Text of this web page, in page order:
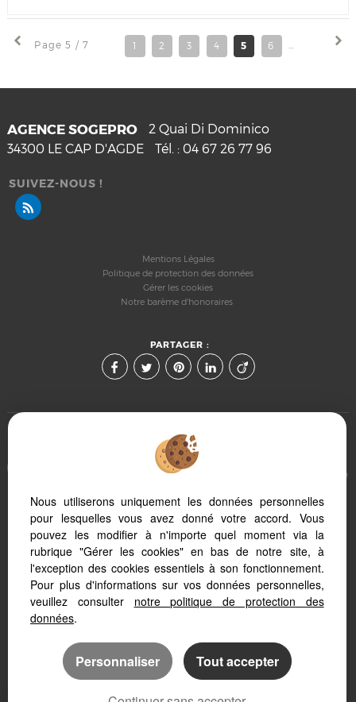
Page 5 / 7 1 2 3 4 5 6
AGENCE SOGEPRO
2 Quai Di Dominico
34300 LE CAP D'AGDE Tél. : 04 67 26 77 96
SUIVEZ-NOUS !
Mentions Légales
Politique de protection des données
Gérer les cookies
Notre barème d'honoraires
PARTAGER :
Afin de vous offrir un confort de lecture permanent, depuis
votre PC, votre tablette ou votre smartphone, notre site s'adapte
Logiciel immo
Création site internet immobilier
Référencement immobilier
Nous utiliserons uniquement les données personnelles
pour lesquelles vous avez donné votre accord. Vous
pouvez les modifier à n'importe quel moment via la
rubrique "Gérer les cookies" en bas de notre site, à
l'exception des cookies essentiels à son fonctionnement.
Pour plus d'informations sur vos données personnelles,
veuillez consulter notre politique de protection des
données.
Personnaliser Tout accepter